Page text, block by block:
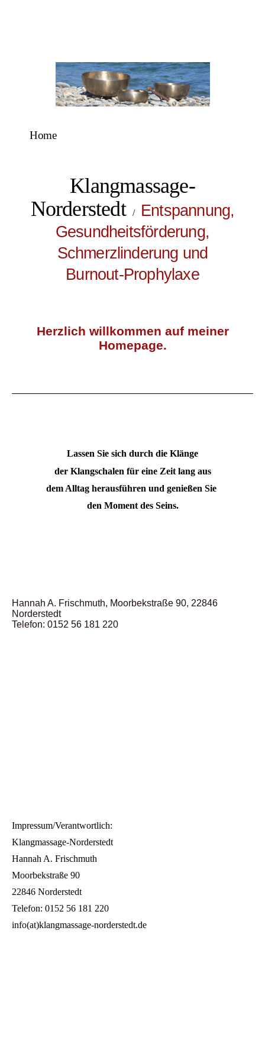
Home
Klangmassage-
Norderstedt /
Entspannung,
Gesundheitsförderung,
Schmerzlinderung und
Burnout-Prophylaxe
Herzlich willkommen auf meiner
Homepage.
Lassen Sie sich durch die Klänge
der Klangschalen für eine Zeit lang aus
dem Alltag herausführen und genießen Sie
den Moment des Seins.
Hannah A. Frischmuth, Moorbekstraße 90, 22846
Norderstedt
Telefon: 0152 56 181 220
Impressum/Verantwortlich:
Klangmassage-Norderstedt
Hannah A. Frischmuth
Moorbekstraße 90
22846 Norderstedt
Telefon: 0152 56 181 220
info(at)klangmassage-norderstedt.de